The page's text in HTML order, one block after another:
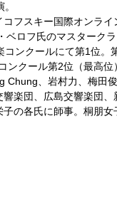
フスキー国際オンラ
ベロフ氏のマスターク
コンクールにて第1位
ンクール第2位（最高
Chung、岩村力、梅
楽団、広島交響楽団、
の各氏に師事。桐朋